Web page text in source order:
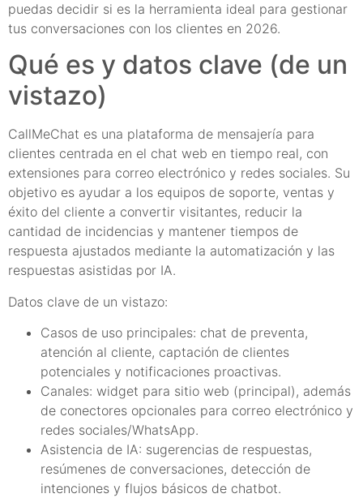
puedas decidir si es la herramienta ideal para gestionar
tus conversaciones con los clientes en 2026.
Qué es y datos clave (de un
vistazo)
CallMeChat es una plataforma de mensajería para
clientes centrada en el chat web en tiempo real, con
extensiones para correo electrónico y redes sociales. Su
objetivo es ayudar a los equipos de soporte, ventas y
éxito del cliente a convertir visitantes, reducir la
cantidad de incidencias y mantener tiempos de
respuesta ajustados mediante la automatización y las
respuestas asistidas por IA.
Datos clave de un vistazo:
Casos de uso principales: chat de preventa,
atención al cliente, captación de clientes
potenciales y notificaciones proactivas.
Canales: widget para sitio web (principal), además
de conectores opcionales para correo electrónico y
redes sociales/WhatsApp.
Asistencia de IA: sugerencias de respuestas,
resúmenes de conversaciones, detección de
intenciones y flujos básicos de chatbot.